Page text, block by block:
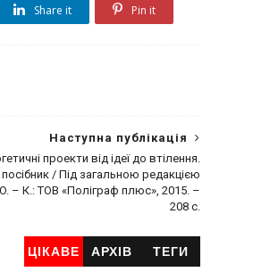
Share it Pin it
Наступна публікація
проекти від ідеї до втілення.
/ Під загальною редакцією
– К.: ТОВ «Поліграф плюс», 2015. –
208 с.
ЦІКАВЕ АРХІВ ТЕГИ